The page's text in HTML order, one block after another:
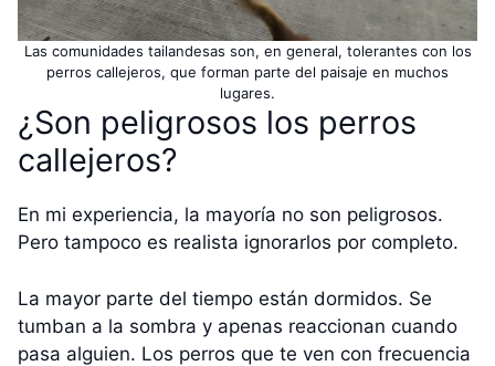
Las comunidades tailandesas son, en general, tolerantes con los
perros callejeros, que forman parte del paisaje en muchos
lugares.
¿Son peligrosos los perros
callejeros?
En mi experiencia, la mayoría no son peligrosos.
Pero tampoco es realista ignorarlos por completo.
La mayor parte del tiempo están dormidos. Se
tumban a la sombra y apenas reaccionan cuando
pasa alguien. Los perros que te ven con frecuencia